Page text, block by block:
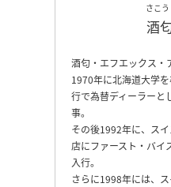
さこ
酒
酒匂・エフエックス・
1970年に北海道大学
行で為替ディーラーと
事。
その後1992年に、ス
店にファースト・バイ
入行。
さらに1998年には、